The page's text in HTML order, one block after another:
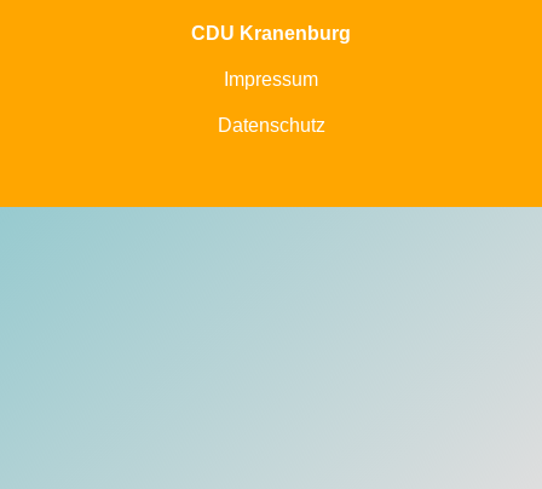
CDU Kranenburg
Impressum
Datenschutz